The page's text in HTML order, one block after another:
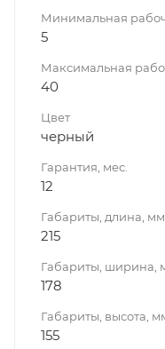
Минимальная
5
Максимальная
40
Цвет
черный
Гарантия, мес.
12
Габариты, длина, мм
215
Габариты, ширина,
178
Габариты, высота,
155